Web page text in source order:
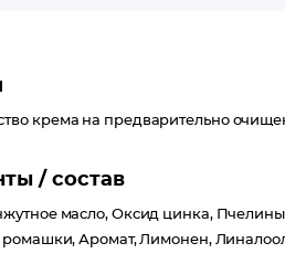
крема на предварительно
/ состав
масло, Оксид цинка,
ромашки, Аромат, Лимонен,